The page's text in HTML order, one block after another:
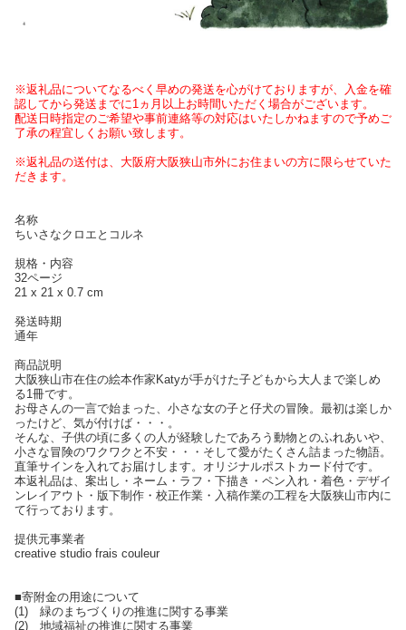
※返礼品についてなるべく早めの発送を心がけておりますが、入金を確
認してから発送までに1ヵ月以上お時間いただく場合がございます。
配送日時指定のご希望や事前連絡等の対応はいたしかねますので予めご
了承の程宜しくお願い致します。
※返礼品の送付は、大阪府大阪狭山市外にお住まいの方に限らせていた
だきます。
名称
ちいさなクロエとコルネ
規格・内容
32ページ
21 x 21 x 0.7 cm
発送時期
通年
商品説明
大阪狭山市在住の絵本作家Katyが手がけた子どもから大人まで楽しめ
る1冊です。
お母さんの一言で始まった、小さな女の子と仔犬の冒険。最初は楽しか
ったけど、気が付けば・・・。
そんな、子供の頃に多くの人が経験したであろう動物とのふれあいや、
小さな冒険のワクワクと不安・・・そして愛がたくさん詰まった物語。
直筆サインを入れてお届けします。オリジナルポストカード付です。
本返礼品は、案出し・ネーム・ラフ・下描き・ペン入れ・着色・デザイ
ンレイアウト・版下制作・校正作業・入稿作業の工程を大阪狭山市内に
て行っております。
提供元事業者
creative studio frais couleur
■寄附金の用途について
(1) 緑のまちづくりの推進に関する事業
(2) 地域福祉の推進に関する事業